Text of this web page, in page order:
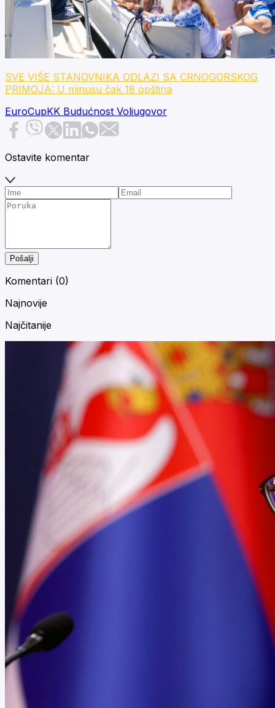
SVE VIŠE STANOVNIKA ODLAZI SA CRNOGORSKOG
PRIMOJA: U minusu čak 18 opština
EuroCupKK Budućnost Voliugovor
Ostavite komentar
Pošalji
Komentari (0)
Najnovije
Najčitanije